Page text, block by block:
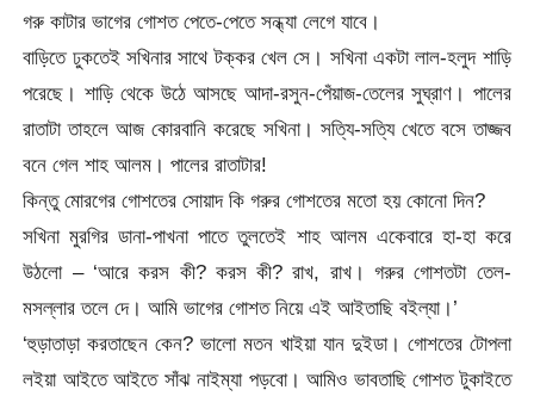
গরু কাটার ভাগের গোশত পেতে-পেতে সন্ধ্যা লেগে যাবে।
বাড়িতে ঢুকতেই সখিনার সাথে টক্কর খেল সে। সখিনা একটা লাল-হলুদ শাড়ি
পরেছে। শাড়ি থেকে উঠে আসছে আদা-রসুন-পেঁয়াজ-তেলের সুঘ্রাণ। পালের
রাতাটা তাহলে আজ কোরবানি করেছে সখিনা। সত্যি-সত্যি খেতে বসে তাজ্জব
বনে গেল শাহ আলম। পালের রাতাটার!
কিন্তু মোরগের গোশতের সোয়াদ কি গরুর গোশতের মতো হয় কোনো দিন?
সখিনা মুরগির ডানা-পাখনা পাতে তুলতেই শাহ আলম একেবারে হা-হা করে
উঠলো – ‘আরে করস কী? করস কী? রাখ, রাখ। গরুর গোশতটা তেল-
মসল্লার তলে দে। আমি ভাগের গোশত নিয়ে এই আইতাছি বইল্যা।’
‘হুড়াতাড়া করতাছেন কেন? ভালো মতন খাইয়া যান দুইডা। গোশতের টোপলা
লইয়া আইতে আইতে সাঁঝ নাইম্যা পড়বো। আমিও ভাবতাছি গোশত টুকাইতে